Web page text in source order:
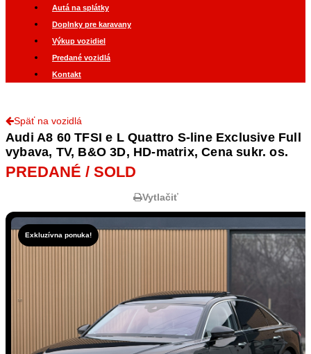
Autá na splátky
Doplnky pre karavany
Výkup vozidiel
Predané vozidlá
Kontakt
Späť na vozidlá
Audi A8 60 TFSI e L Quattro S-line Exclusive Full
vybava, TV, B&O 3D, HD-matrix, Cena sukr. os.
PREDANÉ / SOLD
Vytlačiť
Exkluzívna ponuka!